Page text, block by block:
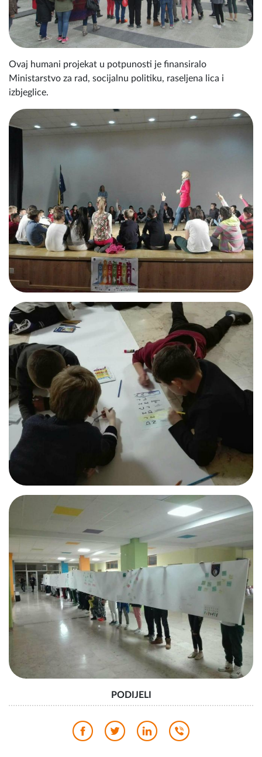
Ovaj humani projekat u potpunosti je finansiralo
Ministarstvo za rad, socijalnu politiku, raseljena lica i
izbjeglice.
PODIJELI